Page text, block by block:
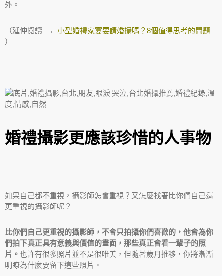
外。
（延伸閱讀 → 小型婚禮家宴要請婚攝嗎？8個值得思考的問題
）
婚禮攝影更應該珍惜的人事物
如果自己都不重視，攝影師怎會重視？又怎麼找著比你們自己還
更重視的攝影師呢？
比你們自己更重視的攝影師，不會只拍攝你們喜歡的，他會為你
們拍下真正具有意義與價值的畫面，那些真正會看一輩子的照
片。 也許有很多照片並不是很唯美，但隨著歲月推移，你將漸漸
明瞭為什麼要留下這些照片。